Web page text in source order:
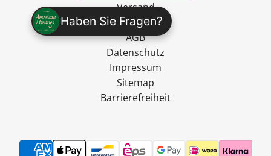
Haben Sie Fragen?
Versand
Widerruf
AGB
Datenschutz
Impressum
Sitemap
Barrierefreiheit